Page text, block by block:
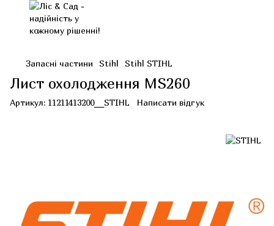
Запасні частини Stihl Stihl STIHL
Лист охолодження MS260
Артикул: 11211413200__STIHL Написати відгук